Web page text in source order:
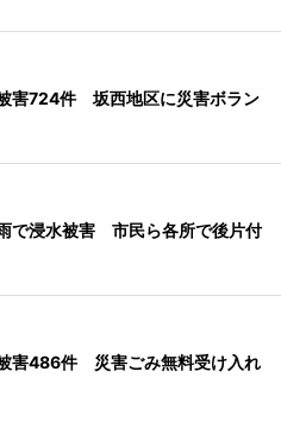
害724件 坂西地区に災害ボラン
で浸水被害 市民ら各所で後片付
害486件 災害ごみ無料受け入れ